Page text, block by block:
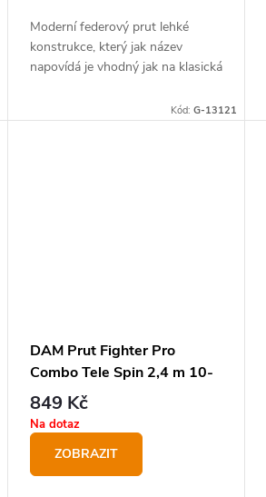
Moderní federový prut lehké
konstrukce, který jak název
napovídá je vhodný jak na klasická
methood feeder. V ceně jsou tři
výměnné špičky.
Kód: G-13121
DAM Prut Fighter Pro
Combo Tele Spin 2,4 m 10-
50 g + Naviják 20FD +
Vlasec 0,25mm Zdarma
849 Kč
Na dotaz
ZOBRAZIT